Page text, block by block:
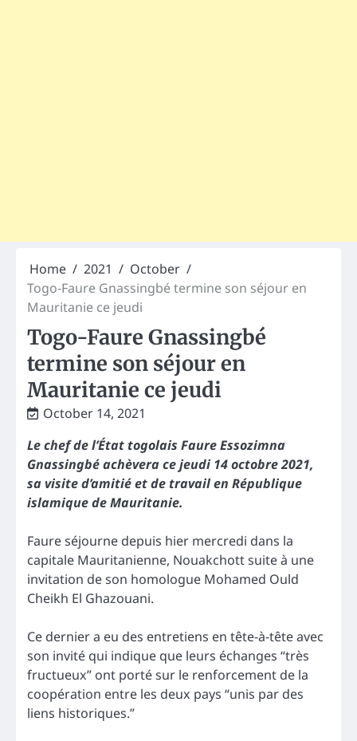
Home 2021
October
Togo-Faure Gnassingbé termine son séjour en
Mauritanie ce jeudi
Togo-Faure Gnassingbé
termine son séjour en
Mauritanie ce jeudi
October 14, 2021
Le chef de l’État togolais Faure Essozimna
Gnassingbé achèvera ce jeudi 14 octobre 2021,
sa visite d’amitié et de travail en République
islamique de Mauritanie.
Faure séjourne depuis hier mercredi dans la
capitale Mauritanienne, Nouakchott suite à une
invitation de son homologue Mohamed Ould
Cheikh El Ghazouani.
Ce dernier a eu des entretiens en tête-à-tête avec
son invité qui indique que leurs échanges “très
fructueux” ont porté sur le renforcement de la
coopération entre les deux pays “unis par des
liens historiques.”